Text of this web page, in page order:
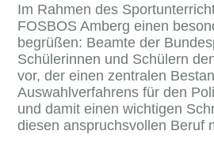
Im Rahmen des
FOSBOS Amberg einen
begrüßen: Beamte der
Schülerinnen und Schülern
vor, der einen zentralen
Auswahlverfahrens für den
und damit einen wichtigen
diesen anspruchsvollen Beruf